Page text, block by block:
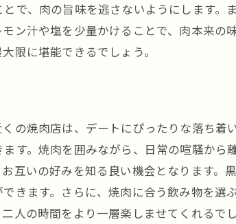
で、肉の旨味を逃さないようにします。
ン汁や塩を少量かけることで、肉本来の
限に堪能できるでしょう。
の焼肉店は、デートにぴったりな落ち着
す。焼肉を囲みながら、日常の喧騒から
互いの好みを知る良い機会となります。
きます。さらに、焼肉に合う飲み物を選
人の時間をより一層楽しませてくれるでし